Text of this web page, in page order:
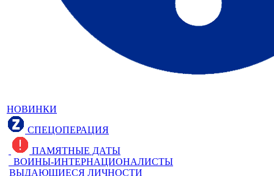
НОВИНКИ
СПЕЦОПЕРАЦИЯ
ПАМЯТНЫЕ ДАТЫ
ВОИНЫ-ИНТЕРНАЦИОНАЛИСТЫ
ВЫДАЮЩИЕСЯ ЛИЧНОСТИ